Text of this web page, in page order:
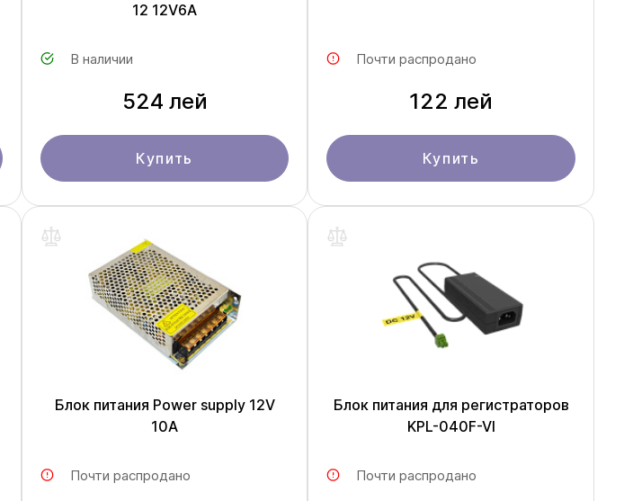
12 12V6A
В наличии
524 лей
Купить
Почти распродано
122 лей
Купить
Блок питания Power supply 12V
10A
Почти распродано
Блок питания для регистраторов
KPL-040F-VI
Почти распродано